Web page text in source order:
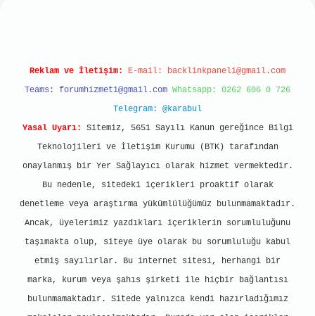
Reklam ve İletişim: E-mail: backlinkpaneli@gmail.com
Teams: forumhizmeti@gmail.com Whatsapp: 0262 606 0 726
Telegram: @karabul
Yasal Uyarı:
Sitemiz, 5651 Sayılı Kanun gereğince Bilgi
Teknolojileri ve İletişim Kurumu (BTK) tarafından
onaylanmış bir Yer Sağlayıcı olarak hizmet vermektedir.
Bu nedenle, sitedeki içerikleri proaktif olarak
denetleme veya araştırma yükümlülüğümüz bulunmamaktadır.
Ancak, üyelerimiz yazdıkları içeriklerin sorumluluğunu
taşımakta olup, siteye üye olarak bu sorumluluğu kabul
etmiş sayılırlar. Bu internet sitesi, herhangi bir
marka, kurum veya şahıs şirketi ile hiçbir bağlantısı
bulunmamaktadır. Sitede yalnızca kendi hazırladığımız